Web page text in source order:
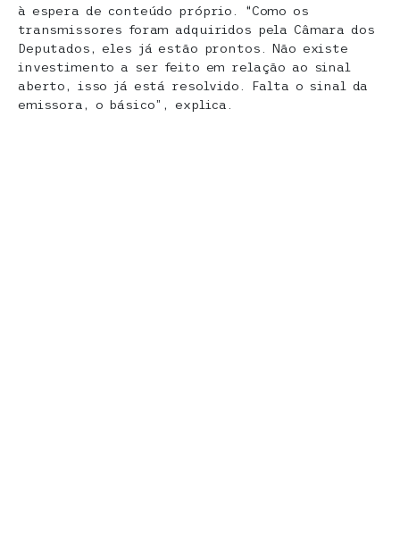
à espera de conteúdo próprio. “Como os
transmissores foram adquiridos pela Câmara dos
Deputados, eles já estão prontos. Não existe
investimento a ser feito em relação ao sinal
aberto, isso já está resolvido. Falta o sinal da
emissora, o básico”, explica.